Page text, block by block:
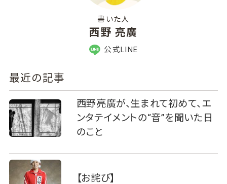
書いた人
西野 亮廣
公式LINE
最近の記事
西野亮廣が、生まれて初めて、エ
ンタテイメントの“音”を聞いた日
のこと
【お詫び】